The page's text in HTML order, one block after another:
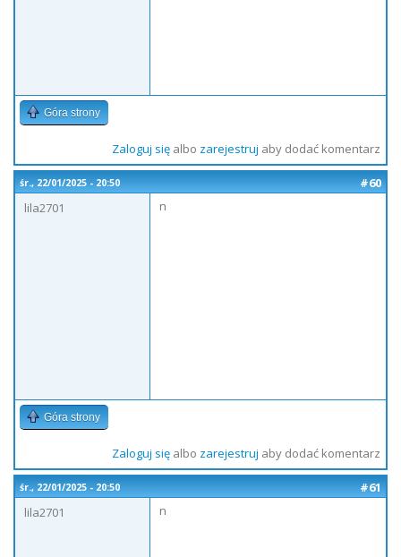
Góra strony
Zaloguj sięalbo zarejestruj aby dodać komentarz
śr., 22/01/2025 - 20:50
#60
lila2701
n
Góra strony
Zaloguj sięalbo zarejestruj aby dodać komentarz
śr., 22/01/2025 - 20:50
#61
lila2701
n